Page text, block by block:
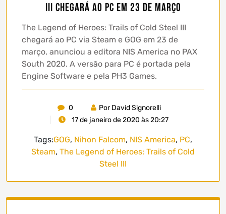
III chegará ao PC em 23 de março
The Legend of Heroes: Trails of Cold Steel III
chegará ao PC via Steam e GOG em 23 de
março, anunciou a editora NIS America no PAX
South 2020. A versão para PC é portada pela
Engine Software e pela PH3 Games.
0
Por David Signorelli
17 de janeiro de 2020 às 20:27
Tags:GOG, Nihon Falcom, NIS America, PC,
Steam, The Legend of Heroes: Trails of Cold
Steel III